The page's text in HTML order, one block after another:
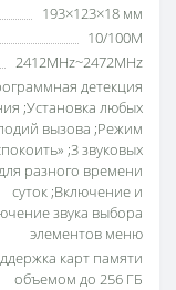
193×123×18 мм
10/100M
2412MHz~2472MHz
детекция
;Установка любых
вызова ;Режим
;3 звуковых
разного времени
суток ;Включение и
звука выбора
элементов меню
карт памяти
объемом до 256 ГБ